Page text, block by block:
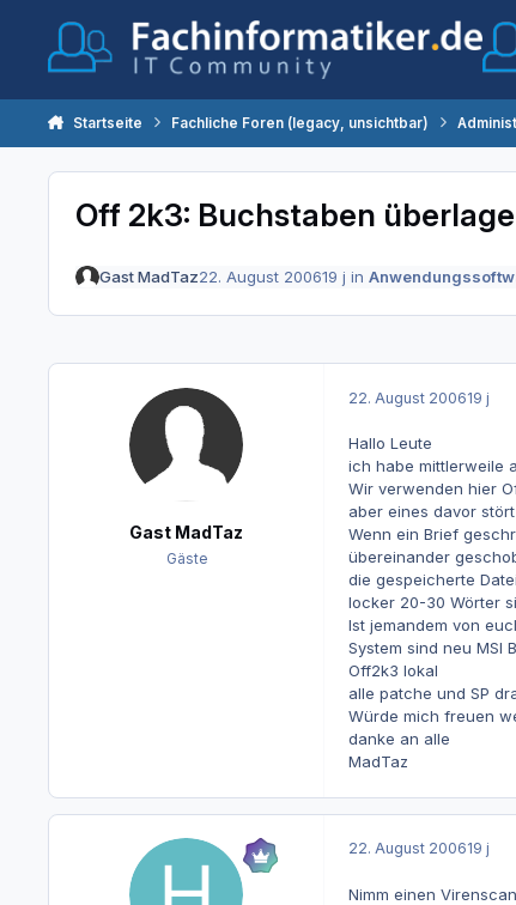
Startseite Fachliche Foren (legacy, unsichtbar)
Off 2k3: Buchstaben
Gast MadTaz22. August 200619 j in
Gast MadTaz
Gäste
22. August 200619 j
Hallo Leute
ich habe mittlerweile
Wir verwenden hier
aber eines davor
Wenn ein Brief
übereinander
die gespeicherte
locker 20-30 Wörter
Ist jemandem von
System sind neu MSI
Off2k3 lokal
alle patche und SP
Würde mich freuen
danke an alle
MadTaz
22. August 200619 j
Nimm einen